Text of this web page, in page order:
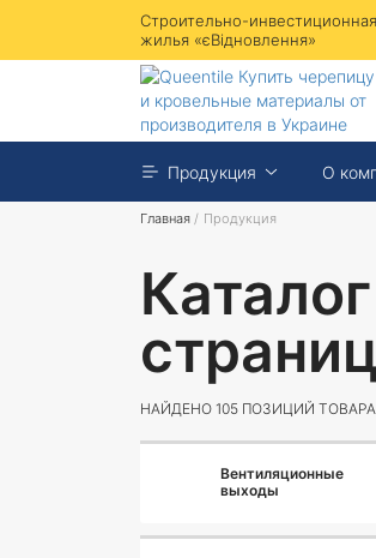
Строительно-
жилья «єВідновлення»
Продукция О
Главная / Продукция
НАЙДЕНО 105 ПОЗИЦИЙ ТОВАРА
Вентиляционные
выходы